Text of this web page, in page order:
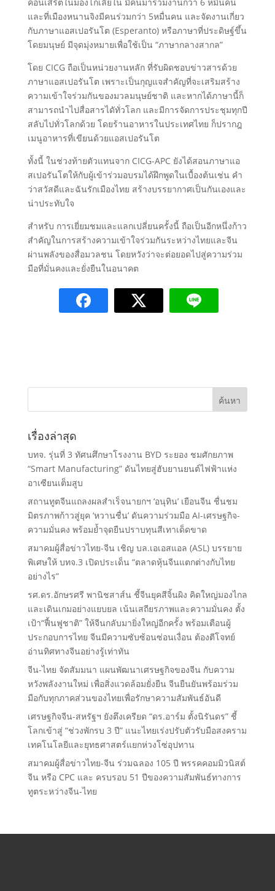
และที่เมืองหนานจิงมีคนร่วมกว่า 5หมื่นคน และจัดงานเกี่ยว
กับภาษาแอสเปอรันโต (Esperanto) หรือภาษาที่ประดิษฐ์ขึ้น
โดยมนุษย์ มีจุดมุ่งหมายเพื่อใช้เป็น “ภาษากลางสากล”
โดย CICG ถือเป็นหน่วยงานหลัก ที่รับผิดชอบข่าวสารด้วย
ภาษาแอสเปอรันโต เพราะเป็นกุญแจสำคัญที่จะเสริมสร้าง
ความเข้าใจร่วมกันของมวลมนุษย์ชาติ และหากได้ภาษานี้ก็
สามารถนำไปสื่อสารไดัทั่วโลก และมีการจัดการประชุมทุกปี
สลับไปทั่วโลกด้วย โดยร้านอาหารในประเทศไทย ก็ปรากฎ
เมนูอาหารที่เขียนด้วยแอสเปอรันโต
ทั้งนี้ ในช่วงท้ายตัวแทนจาก CICG-APC ยังได้สอนภาษาแอ
สเปอรันโตให้กับผู้เข้าร่วมอบรมได้ฝึกพูดในเบื้องต้นเช่น คำ
ว่าสวัสดีและฉันรักเมืองไทย สร้างบรรยากาศเป็นกันเองและ
น่าประทับใจ
สำหรับ การเยี่ยมชมและแลกเปลี่ยนครั้งนี้ ถือเป็นอีกหนึ่งก้าว
สำคัญในการสร้างความเข้าใจร่วมกันระหว่างไทยและจีน
ผ่านพลังของสื่อมวลชน โดยหวังว่าจะต่อยอดไปสู่ความร่วม
มือที่มั่นคงและยั่งยืนในอนาคต
เรื่องล่าสุด
บทจ. รุ่นที่ 3 ทัศนศึกษาโรงงาน BYD ระยอง ชมศักยภาพ
“Smart Manufacturing” ดันไทยสู่ฮับยานยนต์ไฟฟ้าแห่ง
อาเซียนเต็มสูบ
สถานทูตจีนแถลงผลสำเร็จนายกฯ ‘อนุทิน’ เยือนจีน ชื่นชม
มิตรภาพก้าวสู่ยุค ‘หวานชื่น’ ดันความร่วมมือ AI-เศรษฐกิจ-
ความมั่นคง พร้อมย้ำจุดยืนปราบทุนสีเทาเด็ดขาด
สมาคมผู้สื่อข่าวไทย-จีน เชิญ บล.เอเอสแอล (ASL) บรรยาย
พิเศษให้ บทจ.3 เปิดประเด็น “ตลาดหุ้นจีนแตกต่างกับไทย
อย่างไร”
รศ.ดร.อักษรศรี พานิชสาส์น ชี้จีนยุคสีจิ้นผิง คิดใหญ่มองไกล
และเดินเกมอย่างแยบยล เน้นเสถียรภาพและความมั่นคง ตั้ง
เป้า“ฟื้นฟูชาติ” ให้จีนกลับมายิ่งใหญ่อีกครั้ง พร้อมเตือนผู้
ประกอบการไทย จีนมีความซับซ้อนซ่อนเงื่อน ต้องตีโจทย์
อ่านทิศทางจีนอย่างรู้เท่าทัน
จีน-ไทย จัดสัมมนา แผนพัฒนาเศรษฐกิจของจีน กับความ
หวังพลังงานใหม่ เพื่อสิ่งแวดล้อมยั่งยืน จีนยืนยันพร้อมร่วม
มือกับทุกภาคส่วนของไทยเพื่อรักษาความสัมพันธ์อันดี
เศรษฐกิจจีน-สหรัฐฯ ยังตึงเครียด “ดร.อาร์ม ตั้งนิรันดร” ชี้
โลกเข้าสู่ “ช่วงพักรบ 3 ปี” แนะไทยเร่งปรับตัวรับมือสงคราม
เทคโนโลยีและยุทธศาสตร์แยกห่วงโซ่อุปทาน
สมาคมผู้สื่อข่าวไทย-จีน ร่วมฉลอง 105 ปี พรรคคอมมิวนิสต์
จีน หรือ CPC และ ครบรอบ 51 ปีของความสัมพันธ์ทางการ
ทูตระหว่างจีน-ไทย